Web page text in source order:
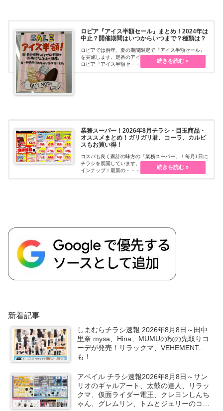
ロピア『アイス半額セール』まとめ！2024年は
中止？開催期間はいつからいつまで？種類は？
ロピアでは例年、夏の期間限定で『アイス半額セール』
を実施します。定番のアイスが半額で大人買いも続出！
ロピア『アイス半額セ・・・続きを読む
業務スーパー！2026年8月チラシ・目玉商品・
オススメまとめ！ガリガリ君、コーラ、カルピ
スもお買い得！
コスパも良く家計の味方の「業務スーパー」！毎月1日に
チラシを展開しています。目玉商品や、値下げ商品もラ
インナップ！最新の・・・続きを読む
新着記事
しまむらチラシ速報 2026年8月8日～田中
里奈 mysa、Hina、MUMUの秋の先取りコ
ーデが発売！リラックマ、VEHEMENT..
も！
アベイル チラシ速報2026年8月8日～サン
リオのギャルアート、太鼓の達人、リラッ
クマ、仮面ライダー電王、クレヨンしんち
ゃん、グレムリン、トムとジェリーのコラ